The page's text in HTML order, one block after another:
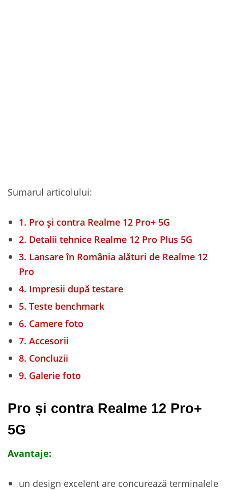
Sumarul articolului:
1. Pro și contra Realme 12 Pro+ 5G
2. Detalii tehnice Realme 12 Pro Plus 5G
3. Lansare în România alături de Realme 12
Pro
4. Impresii după testare
5. Teste benchmark
6. Camere foto
7. Accesorii
8. Concluzii
9. Galerie foto
Pro și contra Realme 12 Pro+
5G
Avantaje:
un design excelent are concurează terminalele